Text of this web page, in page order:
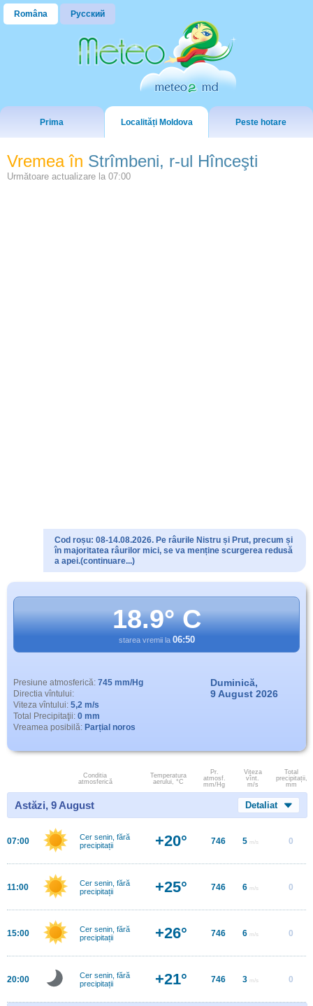
Româna Русский
Prima Localități Moldova Peste hotare
Vremea în Strîmbeni, r-ul Hînceşti
Următoare actualizare la 07:00
Cod roșu: 08-14.08.2026. Pe râurile Nistru și Prut, precum și
în majoritatea râurilor mici, se va menține scurgerea redusă
a apei.(continuare...)
18.9° C
starea vremii la 06:50
Presiune atmosferică: 745 mm/Hg
Directia vîntului:
Viteza vîntului: 5,2 m/s
Total Precipitaţii: 0 mm
Vreamea posibilă: Parțial noros
Duminică,
9 August 2026
Conditia
atmosferică
Temperatura
aerului, °C
Pr.
atmosf.
mm/Hg
Viteza
vînt.
m/s
Total
precipitații,
mm
Astăzi, 9 August Detaliat
07:00
Cer senin, fără
precipitații
+20° 746 5 m/s 0
11:00
Cer senin, fără
precipitații
+25° 746 6 m/s 0
15:00
Cer senin, fără
precipitații
+26° 746 6 m/s 0
20:00
Cer senin, fără
precipitații
+21° 746 3 m/s 0